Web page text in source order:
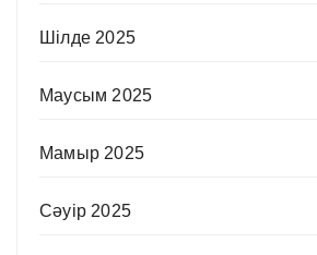
Шілде 2025
Маусым 2025
Мамыр 2025
Сәуір 2025